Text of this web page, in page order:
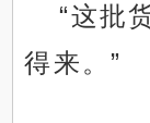
“这批
得来。”